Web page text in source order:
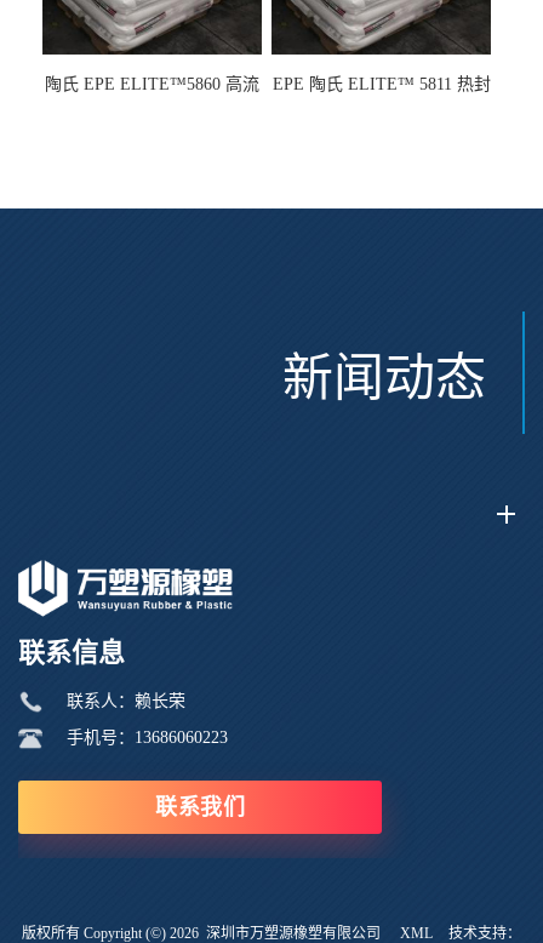
陶氏 EPE ELITE™5860 高流
EPE 陶氏 ELITE™ 5811 热封
新闻动态
联系信息
联系人：赖长荣
手机号：13686060223
联系我们
版权所有 Copyright (©) 2026 深圳市万塑源橡塑有限公司 XML 技术支持：